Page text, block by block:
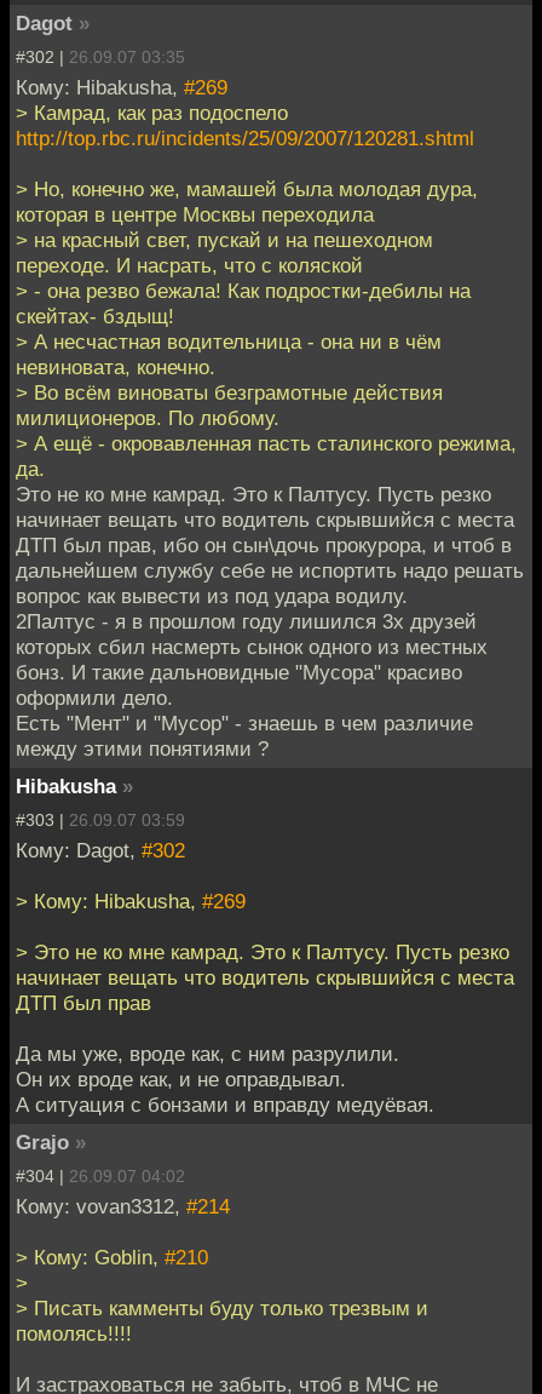
Dagot »
#302 | 26.09.07 03:35
Кому: Hibakusha, #269
> Камрад, как раз подоспело
http://top.rbc.ru/incidents/25/09/2007/120281.shtml
> Но, конечно же, мамашей была молодая дура,
которая в центре Москвы переходила
> на красный свет, пускай и на пешеходном
переходе. И насрать, что с коляской
> - она резво бежала! Как подростки-дебилы на
скейтах- бздыщ!
> А несчастная водительница - она ни в чём
невиновата, конечно.
> Во всём виноваты безграмотные действия
милиционеров. По любому.
> А ещё - окровавленная пасть сталинского режима,
да.
Это не ко мне камрад. Это к Палтусу. Пусть резко
начинает вещать что водитель скрывшийся с места
ДТП был прав, ибо он сын\дочь прокурора, и чтоб в
дальнейшем службу себе не испортить надо решать
вопрос как вывести из под удара водилу.
2Палтус - я в прошлом году лишился 3х друзей
которых сбил насмерть сынок одного из местных
бонз. И такие дальновидные "Мусора" красиво
оформили дело.
Есть "Мент" и "Мусор" - знаешь в чем различие
между этими понятиями ?
Hibakusha »
#303 | 26.09.07 03:59
Кому: Dagot, #302
> Кому: Hibakusha, #269
> Это не ко мне камрад. Это к Палтусу. Пусть резко
начинает вещать что водитель скрывшийся с места
ДТП был прав
Да мы уже, вроде как, с ним разрулили.
Он их вроде как, и не оправдывал.
А ситуация с бонзами и вправду медуёвая.
Grajo »
#304 | 26.09.07 04:02
Кому: vovan3312, #214
> Кому: Goblin, #210
>
> Писать камменты буду только трезвым и
помолясь!!!!
И застраховаться не забыть, чтоб в МЧС не